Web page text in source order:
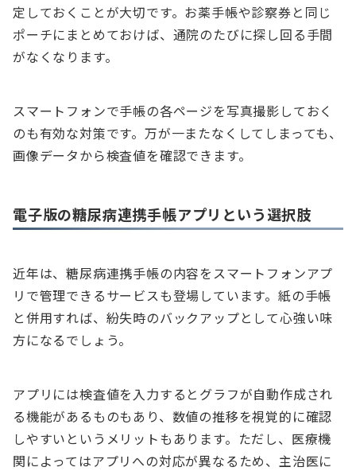
定しておくことが大切です。お薬手帳や診察券と同じ
ポーチにまとめておけば、通院のたびに探し回る手間
がなくなります。
スマートフォンで手帳の各ページを写真撮影しておく
のも有効な対策です。万が一またなくしてしまっても、
画像データから検査値を確認できます。
電子版の糖尿病連携手帳アプリという選択肢
近年は、糖尿病連携手帳の内容をスマートフォンアプ
リで管理できるサービスも登場しています。紙の手帳
と併用すれば、紛失時のバックアップとして心強い味
方になるでしょう。
アプリには検査値を入力するとグラフが自動作成され
る機能があるものもあり、数値の推移を視覚的に確認
しやすいというメリットもあります。ただし、医療機
関によってはアプリへの対応が異なるため、主治医に